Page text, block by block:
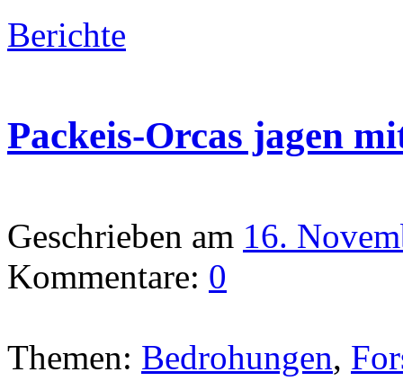
Berichte
Packeis-Orcas jagen
Geschrieben am 16.
Kommentare: 0
Themen: Bedrohungen,